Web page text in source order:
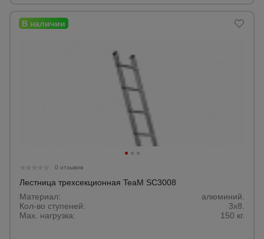
0 отзывов
Лестница трехсекционная TeaM SC3008
Материал:
алюминий.
Кол-во ступеней:
3х8.
Max. нагрузка:
150 кг.